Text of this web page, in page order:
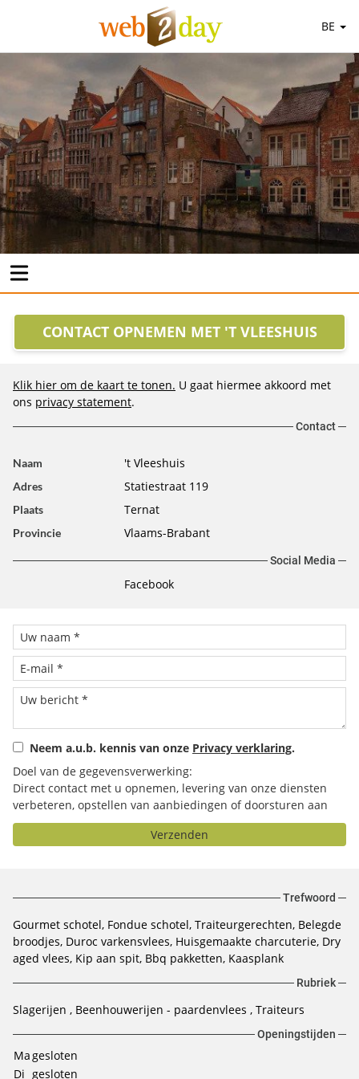
BE
CONTACT OPNEMEN MET 'T VLEESHUIS
Klik hier om de kaart te tonen. U gaat hiermee akkoord met
ons privacy statement.
Contact
Naam 't Vleeshuis
Adres Statiestraat 119
Plaats Ternat
Provincie Vlaams-Brabant
Social Media
Facebook
Neem a.u.b. kennis van onze Privacy verklaring.
Doel van de gegevensverwerking:
Direct contact met u opnemen, levering van onze diensten
verbeteren, opstellen van aanbiedingen of doorsturen aan
het door u geselecteerde bedrijf.
Verzenden
Trefwoord
Gourmet schotel Fondue schotel Traiteurgerechten Belegde
broodjes Duroc varkensvlees Huisgemaakte charcuterie Dry
aged vlees Kip aan spit Bbq pakketten Kaasplank
Rubriek
Slagerijen Beenhouwerijen - paardenvlees Traiteurs
Openingstijden
Magesloten
Di gesloten